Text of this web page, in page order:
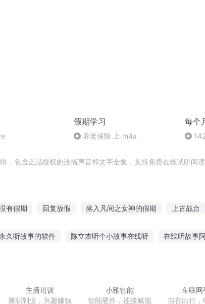
假期学习
养老保险 上.m4a
每个
不到
，包含正品授权的连播声音和文字全集，支持免费在线试听阅
有假期 回复放假 落入凡间之女神的假期 上古战台
久听故事的软件 陈立农听个小故事在线听 在线听故事
主播培训
兼职副业，兴趣赚钱
小雅智能
智能硬件，连接赋能
车联网
自在出行